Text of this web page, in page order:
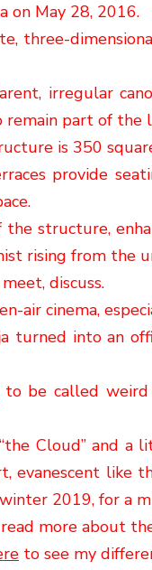
on May 28, 2016.
three-
irregular
part of the
is 350
provide
structure,
rising from the
discuss.
air cinema,
turned into an
to be called
Cloud” and
evanescent like
2019, for a
more about
to see my